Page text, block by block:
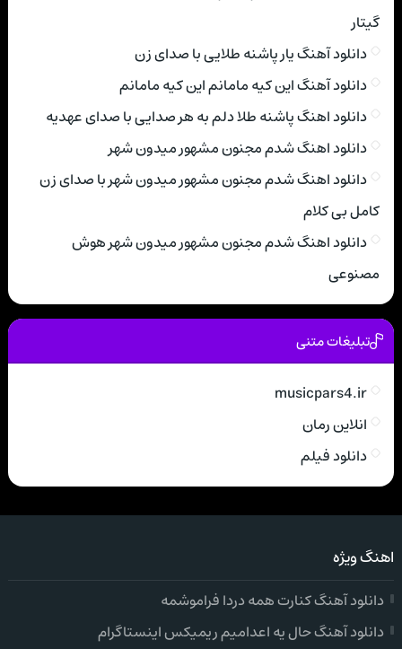
گیتار
دانلود آهنگ یار پاشنه طلایی با صدای زن
دانلود آهنگ این کیه مامانم این کیه مامانم
دانلود اهنگ پاشنه طلا دلم به هر صدایی با صدای عهدیه
دانلود اهنگ شدم مجنون مشهور میدون شهر
دانلود اهنگ شدم مجنون مشهور میدون شهر با صدای زن
کامل بی کلام
دانلود اهنگ شدم مجنون مشهور میدون شهر هوش
مصنوعی
تبلیغات متنی
musicpars4.ir
انلاین رمان
دانلود فیلم
اهنگ ویژه
دانلود آهنگ کنارت همه دردا فراموشمه
دانلود آهنگ حال یه اعدامیم ریمیکس اینستاگرام